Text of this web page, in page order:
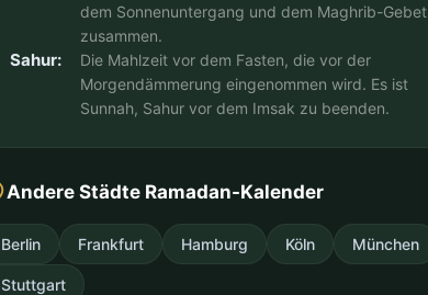
dem Sonnenuntergang und dem Maghrib-Gebet
zusammen.
Sahur:
Die Mahlzeit vor dem Fasten, die vor der
Morgendämmerung eingenommen wird. Es ist
Sunnah, Sahur vor dem Imsak zu beenden.
Andere Städte Ramadan-Kalender
Berlin Frankfurt Hamburg Köln München
Stuttgart